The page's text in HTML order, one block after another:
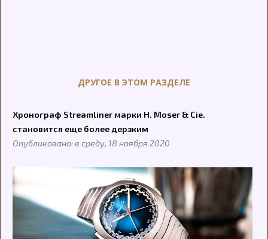
ДРУГОЕ В ЭТОМ РАЗДЕЛЕ
Хронограф Streamliner марки H. Moser & Cie.
становится еще более дерзким
Опубликовано: в среду, 18 ноября 2020